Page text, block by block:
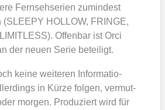
Fern­seh­se­ri­en zumin­dest
HOLLOW, FRINGE,
Offen­bar ist Orci
der neu­en Serie betei­ligt.
kei­ne wei­te­ren Infor­ma­tio­
in Kür­ze fol­gen, ver­mut­
mor­gen. Pro­du­ziert wird für